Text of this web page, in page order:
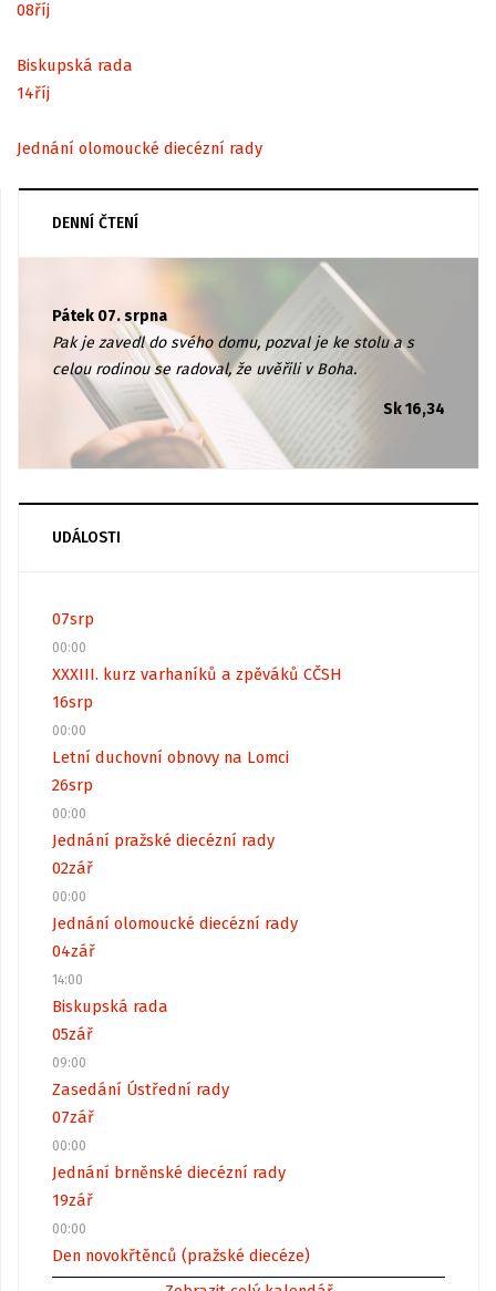
08říj
Biskupská rada
14říj
Jednání olomoucké diecézní rady
DENNÍ ČTENÍ
Pátek 07. srpna
Pak je zavedl do svého domu, pozval je ke stolu a s
celou rodinou se radoval, že uvěřili v Boha.
Sk 16,34
UDÁLOSTI
07srp
00:00
XXXIII. kurz varhaníků a zpěváků CČSH
16srp
00:00
Letní duchovní obnovy na Lomci
26srp
00:00
Jednání pražské diecézní rady
02zář
00:00
Jednání olomoucké diecézní rady
04zář
14:00
Biskupská rada
05zář
09:00
Zasedání Ústřední rady
07zář
00:00
Jednání brněnské diecézní rady
19zář
00:00
Den novokřtěnců (pražské diecéze)